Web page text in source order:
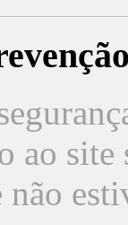
ao
não